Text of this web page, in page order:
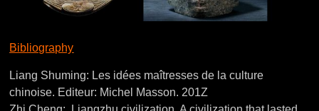
Bibliography
Liang Shuming: Les idées maîtresses de la culture
chinoise. Editeur: Michel Masson. 201Z